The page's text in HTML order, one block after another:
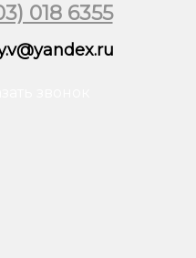
018 6355